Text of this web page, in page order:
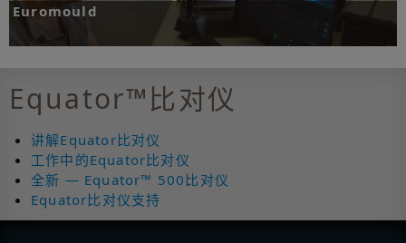
Euromould
更多
Equator™比对仪
讲解Equator比对仪
工作中的Equator比对仪
全新 — Equator™ 500比对仪
Equator比对仪支持